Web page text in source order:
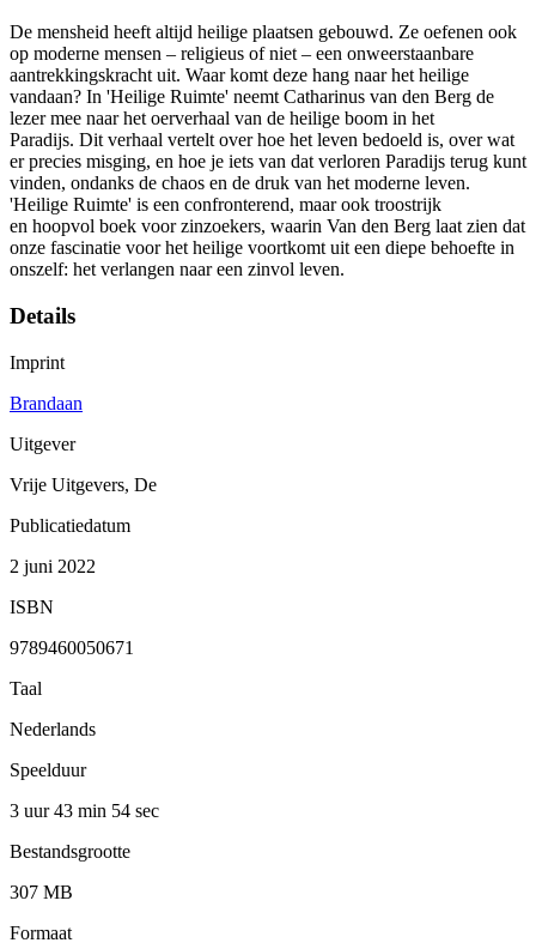
De mensheid heeft altijd heilige plaatsen gebouwd. Ze oefenen ook
op moderne mensen – religieus of niet – een onweerstaanbare
aantrekkingskracht uit. Waar komt deze hang naar het heilige
vandaan? In 'Heilige Ruimte' neemt Catharinus van den Berg de
lezer mee naar het oerverhaal van de heilige boom in het
Paradijs. Dit verhaal vertelt over hoe het leven bedoeld is, over wat
er precies misging, en hoe je iets van dat verloren Paradijs terug kunt
vinden, ondanks de chaos en de druk van het moderne leven.
'Heilige Ruimte' is een confronterend, maar ook troostrijk
en hoopvol boek voor zinzoekers, waarin Van den Berg laat zien dat
onze fascinatie voor het heilige voortkomt uit een diepe behoefte in
onszelf: het verlangen naar een zinvol leven.
Details
Imprint
Brandaan
Uitgever
Vrije Uitgevers, De
Publicatiedatum
2 juni 2022
ISBN
9789460050671
Taal
Nederlands
Speelduur
3 uur 43 min 54 sec
Bestandsgrootte
307 MB
Formaat